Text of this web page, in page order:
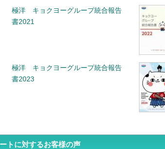
極洋 キョクヨーグループ統合報告
書2021
極洋 キョクヨーグループ統合報告
書2023
トに対するお客様の声